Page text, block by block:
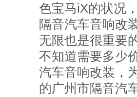
色宝马iX的状况
隔音汽车音响改
无限也是很重要
不知道需要多少
汽车音响改装，
的广州市隔音汽